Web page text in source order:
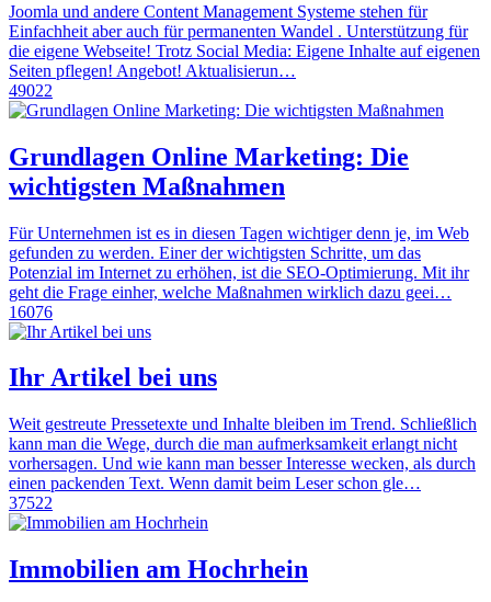
Joomla und andere Content Management Systeme stehen für
Einfachheit aber auch für permanenten Wandel . Unterstützung für
die eigene Webseite! Trotz Social Media: Eigene Inhalte auf eigenen
Seiten pflegen! Angebot! Aktualisierun…
49022
Grundlagen Online Marketing: Die
wichtigsten Maßnahmen
Für Unternehmen ist es in diesen Tagen wichtiger denn je, im Web
gefunden zu werden. Einer der wichtigsten Schritte, um das
Potenzial im Internet zu erhöhen, ist die SEO-Optimierung. Mit ihr
geht die Frage einher, welche Maßnahmen wirklich dazu geei…
16076
Ihr Artikel bei uns
Weit gestreute Pressetexte und Inhalte bleiben im Trend. Schließlich
kann man die Wege, durch die man aufmerksamkeit erlangt nicht
vorhersagen. Und wie kann man besser Interesse wecken, als durch
einen packenden Text. Wenn damit beim Leser schon gle…
37522
Immobilien am Hochrhein